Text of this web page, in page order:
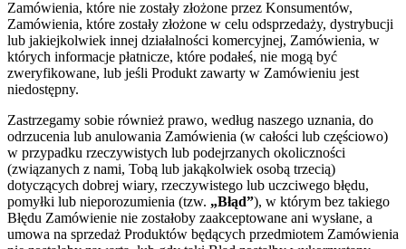
Zamówienia, które nie zostały złożone przez Konsumentów,
Zamówienia, które zostały złożone w celu odsprzedaży, dystrybucji
lub jakiejkolwiek innej działalności komercyjnej, Zamówienia, w
których informacje płatnicze, które podałeś, nie mogą być
zweryfikowane, lub jeśli Produkt zawarty w Zamówieniu jest
niedostępny.
Zastrzegamy sobie również prawo, według naszego uznania, do
odrzucenia lub anulowania Zamówienia (w całości lub częściowo)
w przypadku rzeczywistych lub podejrzanych okoliczności
(związanych z nami, Tobą lub jakąkolwiek osobą trzecią)
dotyczących dobrej wiary, rzeczywistego lub uczciwego błędu,
pomyłki lub nieporozumienia (tzw. „Błąd”), w którym bez takiego
Błędu Zamówienie nie zostałoby zaakceptowane ani wysłane, a
umowa na sprzedaż Produktów będących przedmiotem Zamówienia